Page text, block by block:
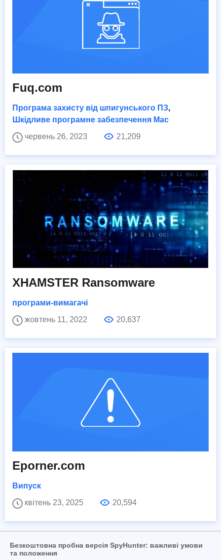
Fuq.com
Програма захисту від шпигунського ПЗ,
Шкідливе програмне забезпечення Mac
червень 26, 2023
21,209
XHAMSTER Ransomware
програми-вимагачі
жовтень 11, 2022
20,637
Eporner.com
Випуск
квітень 23, 2025
20,594
Безкоштовна пробна версія SpyHunter: важливі умови
та положення